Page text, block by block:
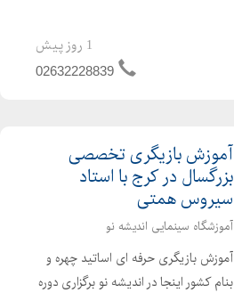
نوجوانان وبزرگسالان کاملاعملی وکارگاهی
باانجام پروژه های پایا...
1 روز پیش
02632228839
آموزش بازیگری تخصصی
بزرگسال در کرج با استاد
سیروس همتی
آموزشگاه سینمایی اندیشه نو
آموزش بازیگری حرفه ای اساتید چهره و
بنام کشور اینجا در اندیشه نو برگزاری دوره